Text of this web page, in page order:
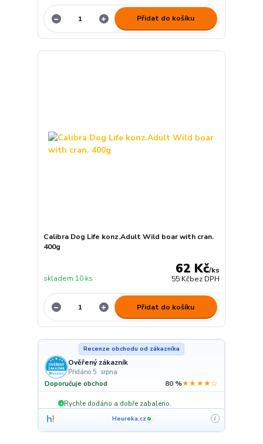
Přidat do košíku
Calibra Dog Life konz.Adult Wild boar with cran.
400g
62 Kč/ks
55 Kčbez DPH
skladem 10 ks
Přidat do košíku
Recenze obchodu od zákazníka
Ověřený zákazník
Přidáno 5. srpna
Doporučuje obchod 80 %★★★★☆
+ Rychle dodáno a dobře zabaleno.
Heureka.cz ✓ i